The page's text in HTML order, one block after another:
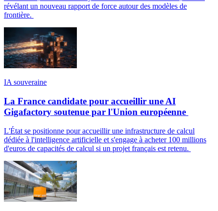
révélant un nouveau rapport de force autour des modèles de
frontière.
IA souveraine
La France candidate pour accueillir une AI
Gigafactory soutenue par l'Union européenne
L'État se positionne pour accueillir une infrastructure de calcul
dédiée à l'intelligence artificielle et s'engage à acheter 100 millions
d'euros de capacités de calcul si un projet français est retenu.